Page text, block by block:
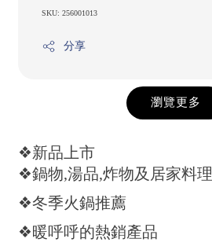
SKU: 256001013
分享
瀏覽更多
❖新品上市
❖鍋物,湯品,炸物及居家料理
❖冬季火鍋推薦
❖暖呼呼的熱銷產品